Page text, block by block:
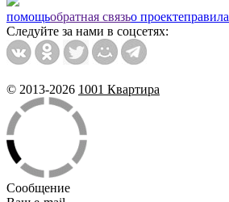
помощьобратная связьо проектеправила
Следуйте за нами в соцсетях:
© 2013-2026 1001 Квартира
Сообщение